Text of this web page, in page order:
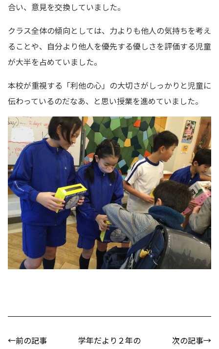
合い、意見を交換していました。
クラス全体の傾向としては、力よりも他人の気持ちを考え
ることや、自分より他人を優先する優しさを評価する児童
が大半を占めていました。
本校が重視する「利他の心」の大切さがしっかりと児童に
伝わっているのだなあ、と思い授業を進めていました。
←前の記事
学年だより２年の
次の記事→